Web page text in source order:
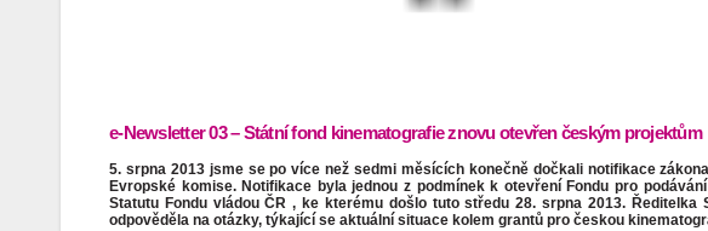
e-Newsletter 03 – Státní fond kinematografie znovu otevřen českým projektům
5. srpna 2013 jsme se po více než sedmi měsících konečně dočkali notifikace
Evropské komise. Notifikace byla jednou z podmínek k otevření Fondu pro
Statutu Fondu vládou ČR , ke kterému došlo tuto středu 28. srpna 2013. Ředitelka
odpověděla na otázky, týkající se aktuální situace kolem grantů pro českou